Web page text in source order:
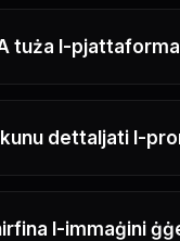
tuża l-
dettaljati l-
l-immaġini